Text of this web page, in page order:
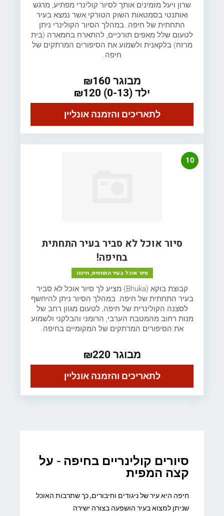
שרון ויעל מזמינים אותך לסיור קולינרי מפתיע, מרגש
ואותנטי בסמטאות השוק הטורקי אשר נמצא בעיר
התחתית של חיפה. במהלך הסיור הקולינרי ניתן
לטעום שלל מאפים תורכיים, להתארח בחמארה (בית
מרזח) בלקאנית ולשמוע את הסיפורים המרתקים של
חיפה.
מבוגר ₪160
ילד (0-13) ₪120
לתאריכים והזמנה אונליין
10
סיור אוכל לא סביר בעיר התחתית
בחיפה!
סיור אוכל בעיר התחתית, חיפה
קבוצת בוקא (Bhuka) מציע לך סיור אוכל לא סביר
בעיר התחתית של חיפה. במהלך הסיור ניתן להיחשף
לסצנה הקולינרית של חיפה, לטעום מגוון רחב של
מנות רחוב מהמטבח הערבי, הרומני והבלקני ולשמוע
את הסיפורים המרתקים של המקומיים בחיפה.
מבוגר ₪220
לתאריכים והזמנה אונליין
סיורים קולינריים בחיפה​ - על
קצה המפית
חיפה היא עיר של ניגודים וחיבורים, כך שתרבות האוכל
שניתן למצוא בעיר הושפעה בצורה ישירה